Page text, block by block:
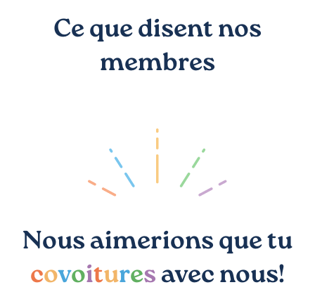
Ce que disent nos
membres
Nous aimerions que tu
covoituresavec nous!